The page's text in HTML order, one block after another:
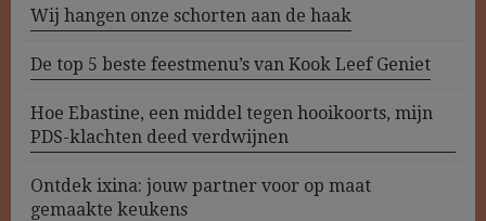
Wij hangen onze schorten aan de haak
De top 5 beste feestmenu’s van Kook Leef Geniet
Hoe Ebastine, een middel tegen hooikoorts, mijn
PDS-klachten deed verdwijnen
Ontdek ixina: jouw partner voor op maat
gemaakte keukens